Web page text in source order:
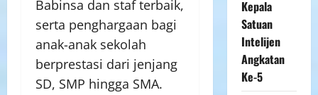
Babinsa dan staf terbaik,
serta penghargaan bagi
anak-anak sekolah
berprestasi dari jenjang
SD, SMP hingga SMA.
Kepala
Satuan
Intelijen
Angkatan
Ke-5